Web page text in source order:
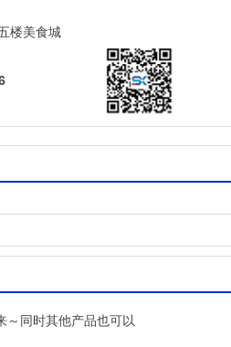
楼美食城
～同时其他产品也可以